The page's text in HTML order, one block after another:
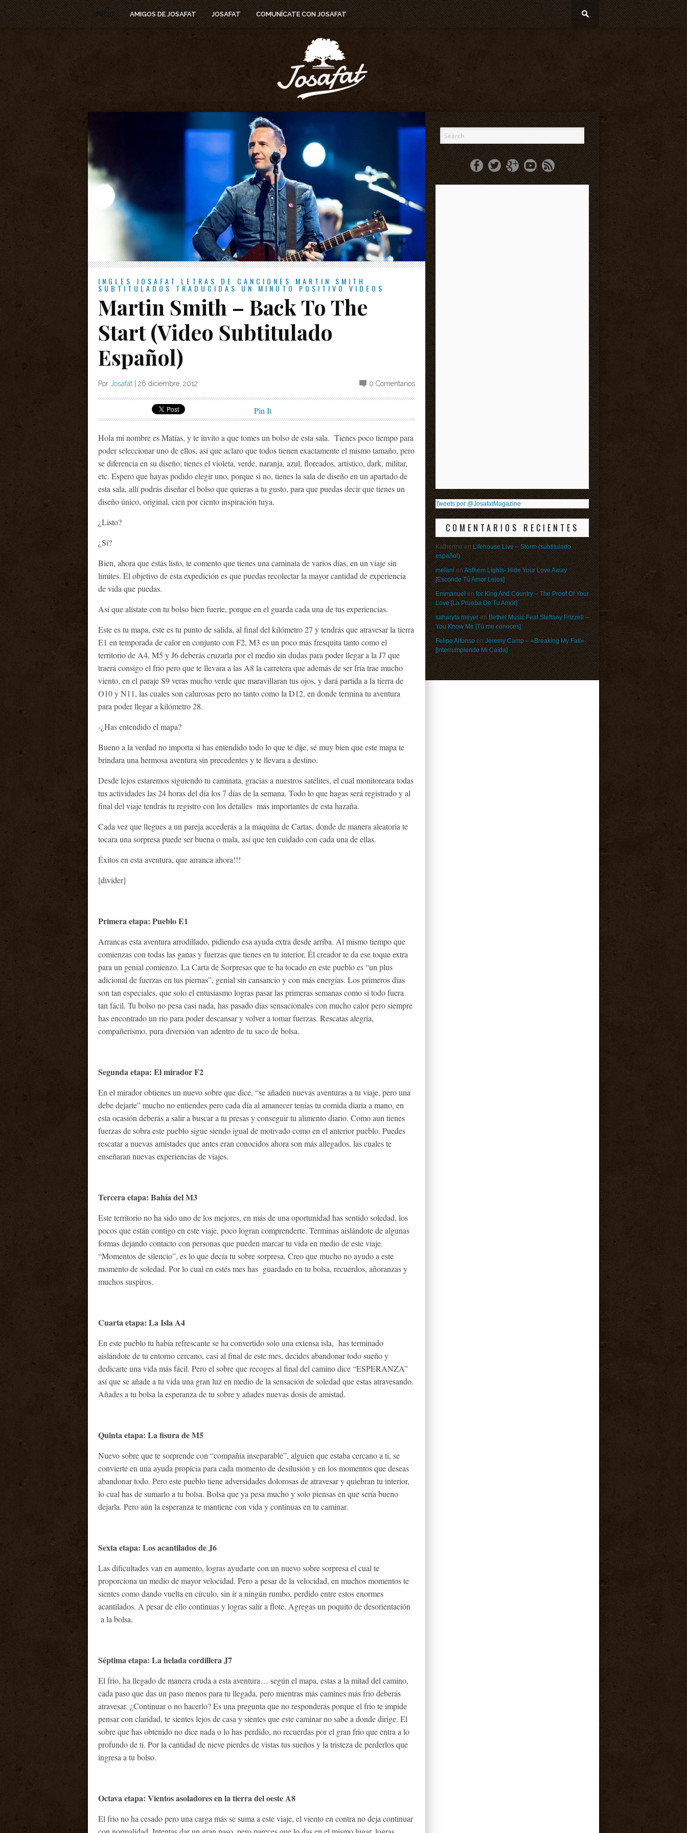
INICIO AMIGOS DE JOSAFAT JOSAFAT COMUNÍCATE CON JOSAFAT
INGLES JOSAFAT LETRAS DE CANCIONES MARTIN SMITH
SUBTITULADOS TRADUCIDAS UN MINUTO POSITIVO VIDEOS
Martin Smith – Back To The
Start (Video Subtitulado
Español)
Por Josafat 26 diciembre, 2012 0 Comentarios
Pin It
Hola mi nombre es Matías, y te invito a que tomes un bolso de esta sala. Tienes poco tiempo para
poder seleccionar uno de ellos, así que aclaro que todos tienen exactamente el mismo tamaño, pero
se diferencia en su diseño; tienes el violeta, verde, naranja, azul, floreados, artístico, dark, militar,
etc. Espero que hayas podido elegir uno, porque si no, tienes la sala de diseño en un apartado de
esta sala, allí podrás diseñar el bolso que quieras a tu gusto, para que puedas decir que tienes un
diseño único, original, cien por ciento inspiración tuya.
¿Listo?
¿Sí?
Bien, ahora que estás listo, te comento que tienes una caminata de varios días, en un viaje sin
límites. El objetivo de esta expedición es que puedas recolectar la mayor cantidad de experiencia
de vida que puedas.
Así que alístate con tu bolso bien fuerte, porque en el guarda cada una de tus experiencias.
Este es tu mapa, este es tu punto de salida, al final del kilómetro 27 y tendrás que atravesar la tierra
E1 en temporada de calor en conjunto con F2, M3 es un poco más fresquita tanto como el
territorio de A4, M5 y J6 deberás cruzarla por el medio sin dudas para poder llegar a la J7 que
traerá consigo el frio pero que te llevara a las A8 la carretera que además de ser fría trae mucho
viento, en el paraje S9 veras mucho verde que maravillaran tus ojos, y dará partida a la tierra de
O10 y N11, las cuales son calurosas pero no tanto como la D12, en donde termina tu aventura
para poder llegar a kilómetro 28.
-¿Has entendido el mapa?
Bueno a la verdad no importa si has entendido todo lo que te dije, sé muy bien que este mapa te
brindara una hermosa aventura sin precedentes y te llevara a destino.
Desde lejos estaremos siguiendo tu caminata, gracias a nuestros satélites, el cual monitoreara todas
tus actividades las 24 horas del día los 7 días de la semana. Todo lo que hagas será registrado y al
final del viaje tendrás tu registro con los detalles más importantes de esta hazaña.
Cada vez que llegues a un pareja accederás a la máquina de Cartas, donde de manera aleatoria te
tocara una sorpresa puede ser buena o mala, así que ten cuidado con cada una de ellas.
Éxitos en esta aventura, que arranca ahora!!!
[divider]
Primera etapa: Pueblo E1
Arrancas esta aventura arrodillado, pidiendo esa ayuda extra desde arriba. Al mismo tiempo que
comienzas con todas las ganas y fuerzas que tienes en tu interior, Él creador te da ese toque extra
para un genial comienzo. La Carta de Sorpresas que te ha tocado en este pueblo es “un plus
adicional de fuerzas en tus piernas”, genial sin cansancio y con más energías. Los primeros días
son tan especiales, que solo el entusiasmo logras pasar las primeras semanas como si todo fuera
tan fácil. Tu bolso no pesa casi nada, has pasado días sensacionales con mucho calor pero siempre
has encontrado un rio para poder descansar y volver a tomar fuerzas. Rescatas alegría,
compañerismo, pura diversión van adentro de tu saco de bolsa.
Segunda etapa: El mirador F2
En el mirador obtienes un nuevo sobre que dice, “se añaden nuevas aventuras a tu viaje, pero una
debe dejarte” mucho no entiendes pero cada día al amanecer tenías tu comida diaria a mano, en
esta ocasión deberás a salir a buscar a tu presas y conseguir tu alimento diario. Como aun tienes
fuerzas de sobra este pueblo sigue siendo igual de motivado como en el anterior pueblo. Puedes
rescatar a nuevas amistades que antes eran conocidos ahora son más allegados, las cuales te
enseñaran nuevas experiencias de viajes.
Tercera etapa: Bahía del M3
Este territorio no ha sido uno de los mejores, en más de una oportunidad has sentido soledad, los
pocos que están contigo en este viaje, poco logran comprenderte. Terminas aislándote de algunas
formas dejando contacto con personas que pueden marcar tu vida en medio de este viaje.
“Momentos de silencio”, es lo que decía tu sobre sorpresa. Creo que mucho no ayudo a este
momento de soledad. Por lo cual en estés mes has guardado en tu bolsa, recuerdos, añoranzas y
muchos suspiros.
Cuarta etapa: La Isla A4
En este pueblo tu había refrescante se ha convertido solo una extensa isla, has terminado
aislándote de tu entorno cercano, casi al final de este mes, decides abandonar todo sueño y
dedicarte una vida más fácil. Pero el sobre que recoges al final del camino dice “ESPERANZA”
así que se añade a tu vida una gran luz en medio de la sensación de soledad que estas atravesando.
Añades a tu bolsa la esperanza de tu sobre y añades nuevas dosis de amistad.
Quinta etapa: La fisura de M5
Nuevo sobre que te sorprende con “compañía inseparable”, alguien que estaba cercano a ti, se
convierte en una ayuda propicia para cada momento de desilusión y en los momentos que deseas
abandonar todo. Pero este pueblo tiene adversidades dolorosas de atravesar y quiebran tu interior,
lo cual has de sumarlo a tu bolsa. Bolsa que ya pesa mucho y solo piensas en que sería bueno
dejarla. Pero aún la esperanza te mantiene con vida y continuas en tu caminar.
Sexta etapa: Los acantilados de J6
Las dificultades van en aumento, logras ayudarte con un nuevo sobre sorpresa el cual te
proporciona un medio de mayor velocidad. Pero a pesar de la velocidad, en muchos momentos te
sientes como dando vuelta en círculo, sin ir a ningún rumbo, perdido entre estos enormes
acantilados. A pesar de ello continuas y logras salir a flote. Agregas un poquito de desorientación
a la bolsa.
Séptima etapa: La helada cordillera J7
El frio, ha llegado de manera cruda a esta aventura… según el mapa, estas a la mitad del camino,
cada paso que das un paso menos para tu llegada, pero mientras más camines más frio deberás
atravesar. ¿Continuar o no hacerlo? Es una pregunta que no responderás porque el frio te impide
pensar con claridad, te sientes lejos de casa y sientes que este caminar no sabe a donde dirige. El
sobre que has obtenido no dice nada o lo has perdido, no recuerdas por el gran frio que entra a lo
profundo de ti. Por la cantidad de nieve pierdes de vistas tus sueños y la tristeza de perderlos que
ingresa a tu bolso.
Octava etapa: Vientos asoladores en la tierra del oeste A8
El frio no ha cesado pero una carga más se suma a este viaje, el viento en contra no deja continuar
Tweets por @JosafatMagazine
COMENTARIOS RECIENTES
KatherineenLifehouse Live – Storm (subtitulado
español)
melanienAnthem Lights- Hide Your Love Away
[Esconde Tú Amor Lejos]
Emmanuelenfor King And Country – The Proof Of Your
Love [La Prueba De Tu Amor]
saharyta meyerenBethel Music Feat Steffany Frizzell –
You Know Me [Tú me conoces]
Felipe AlfonsoenJeremy Camp – «Breaking My Fall»
[Interrumpiendo Mi Caída]